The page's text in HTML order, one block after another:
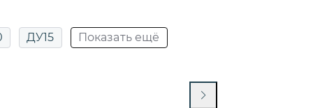
ДУ15 Показать ещё